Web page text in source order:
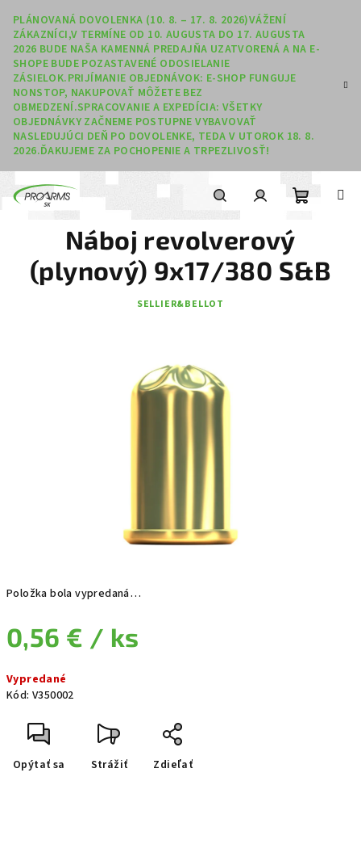
PLÁNOVANÁ DOVOLENKA (10. 8. – 17. 8. 2026)VÁŽENÍ
ZÁKAZNÍCI,V TERMÍNE OD 10. AUGUSTA DO 17. AUGUSTA
2026 BUDE NAŠA KAMENNÁ PREDAJŇA UZATVORENÁ A NA E-
SHOPE BUDE POZASTAVENÉ ODOSIELANIE
ZÁSIELOK.PRIJÍMANIE OBJEDNÁVOK: E-SHOP FUNGUJE
NONSTOP, NAKUPOVAŤ MÔŽETE BEZ
OBMEDZENÍ.SPRACOVANIE A EXPEDÍCIA: VŠETKY
OBJEDNÁVKY ZAČNEME POSTUPNE VYBAVOVAŤ
NASLEDUJÚCI DEŇ PO DOVOLENKE, TEDA V UTOROK 18. 8.
2026.ĎAKUJEME ZA POCHOPENIE A TRPEZLIVOSŤ!
Hľadať
Položka bola vypredaná…
0,56 € / ks
Vypredané
Kód: V350002
Opýtať sa Strážiť Zdieľať
Náboj revolverový
(plynový) 9x17/380 S&B
SELLIER&BELLOT